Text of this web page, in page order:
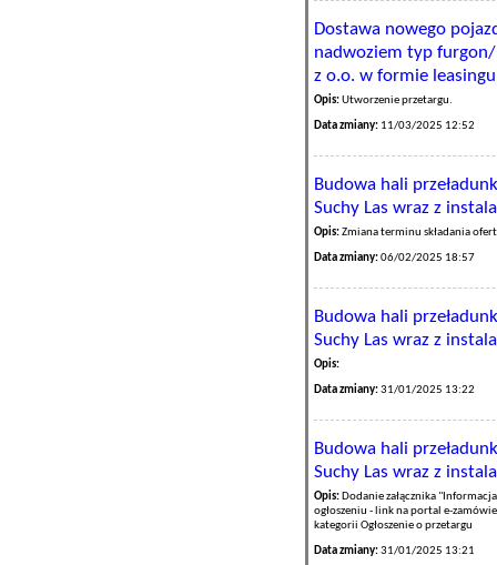
Dostawa nowego
nadwoziem typ furgon/
z o.o. w formie
Opis:Utworzenie przetargu.
Data zmiany: 11/03/2025 12:52
Budowa hali
Suchy Las wraz z
Opis:Zmiana terminu składania ofert
Data zmiany:06/02/2025 18:57
Budowa hali
Suchy Las wraz z
Opis:
Data zmiany:31/01/2025 13:22
Budowa hali
Suchy Las wraz z
Opis: Dodanie załącznika
ogłoszeniu - link na portal e-
kategorii Ogłoszenie o przetargu
Data zmiany:31/01/2025 13:21